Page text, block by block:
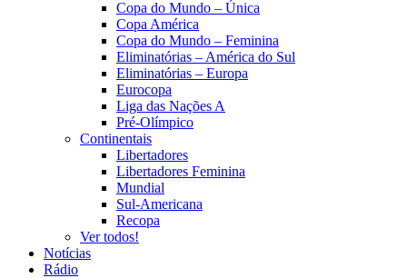
Copa do Mundo – Única
Copa América
Copa do Mundo – Feminina
Eliminatórias – América do Sul
Eliminatórias – Europa
Eurocopa
Liga das Nações A
Pré-Olímpico
Continentais
Libertadores
Libertadores Feminina
Mundial
Sul-Americana
Recopa
Ver todos!
Notícias
Rádio